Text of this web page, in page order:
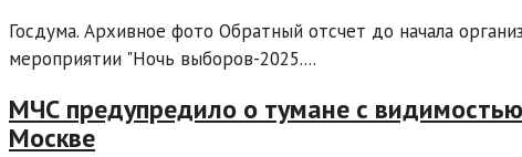
Госдума. Архивное фото Обратный отсчет до начала
мероприятии "Ночь выборов-2025....
МЧС предупредило о тумане с
Москве